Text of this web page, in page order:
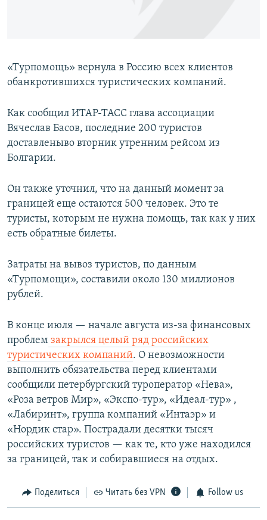
УКРАИНСКАЯ ПРОБЛЕМА КРЫМА
Все сайты RFE/RL
«Турпомощь» вернула в Россию всех клиентов
обанкротившихся туристических компаний.
Как сообщил ИТАР-ТАСС глава ассоциации
Вячеслав Басов, последние 200 туристов
доставленыво вторник утренним рейсом из
Болгарии.
Он также уточнил, что на данный момент за
границей еще остаются 500 человек. Это те
туристы, которым не нужна помощь, так как у них
есть обратные билеты.
Затраты на вывоз туристов, по данным
«Турпомощи», составили около 130 миллионов
рублей.
В конце июля — начале августа из-за финансовых
проблем закрылся целый ряд российских
туристических компаний. О невозможности
выполнить обязательства перед клиентами
сообщили петербургский туроператор «Нева»,
«Роза ветров Мир», «Экспо-тур», «Идеал-тур» ,
«Лабиринт», группа компаний «Интаэр» и
«Нордик стар». Пострадали десятки тысяч
российских туристов — как те, кто уже находился
за границей, так и собиравшиеся на отдых.
Поделиться Читать без VPN Follow us